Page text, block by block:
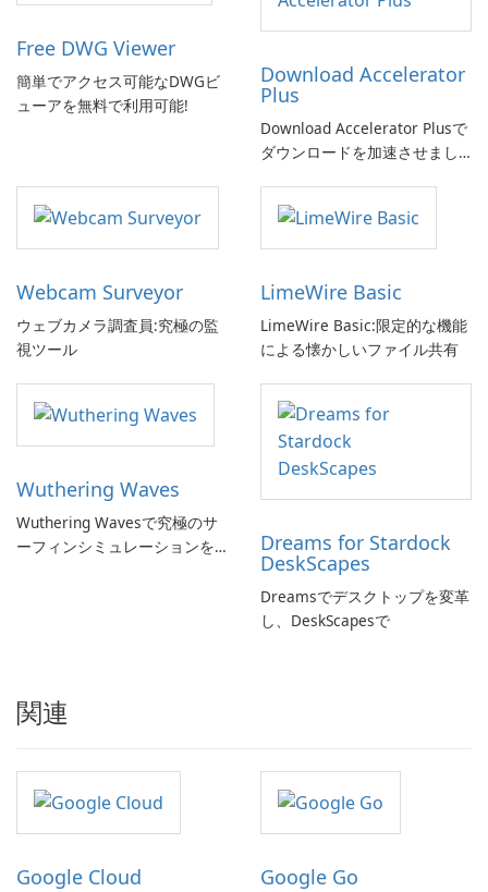
Free DWG Viewer
簡単でアクセス可能なDWGビ
ューアを無料で利用可能!
Download Accelerator
Plus
Download Accelerator Plusで
ダウンロードを加速させまし
Webcam Surveyor
ウェブカメラ調査員:究極の監
視ツール
LimeWire Basic
LimeWire Basic:限定的な機能
による懐かしいファイル共有
Wuthering Waves
Wuthering Wavesで究極のサ
ーフィンシミュレーションを
Dreams for Stardock
DeskScapes
Dreamsでデスクトップを変革
し、DeskScapesで
関連
Google Cloud Google Go